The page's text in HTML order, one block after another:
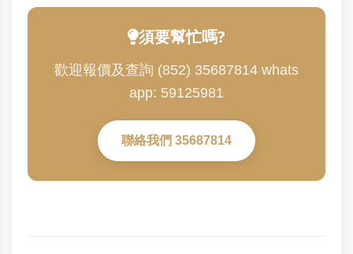
須要幫忙嗎?
歡迎報價及查詢 (852) 35687814 whats
app: 59125981
聯絡我們 35687814